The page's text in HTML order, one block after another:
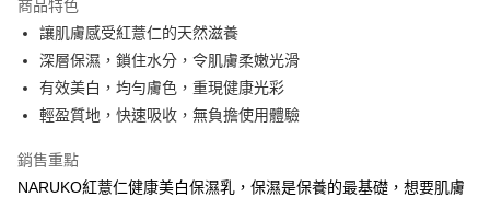
合作金庫商業銀行
華南商業銀行
上海商業儲蓄銀行
台北富邦商業銀行
國泰世華商業銀行
兆豐國際商業銀行
臺灣中小企業銀行
台中商業銀行
聯邦商業銀行
元大商業銀行
永豐商業銀行
6 期 0 利率 每期
華南商業銀行
彰化商業銀行
上海商業儲蓄銀行
台北富邦商業銀行
國泰世華商業銀行
兆豐國際商業銀行
匯豐（台灣）商業銀行
聯邦商業銀行
遠東國際商業銀行
超商取貨付款
LINE Pay
商品特色
讓肌膚感受紅薏仁的天然滋養
深層保濕，鎖住水分，令肌膚柔嫩光滑
有效美白，均勻膚色，重現健康光彩
輕盈質地，快速吸收，無負擔使用體驗
銷售重點
NARUKO紅薏仁健康美白保濕乳，保濕是保養的最基礎，想要肌膚